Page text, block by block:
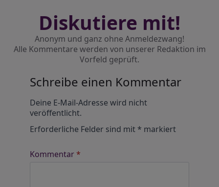
Diskutiere mit!
Anonym und ganz ohne Anmeldezwang!
Alle Kommentare werden von unserer Redaktion im
Vorfeld geprüft.
Schreibe einen Kommentar
Deine E-Mail-Adresse wird nicht
veröffentlicht.
Erforderliche Felder sind mit* markiert
Kommentar*